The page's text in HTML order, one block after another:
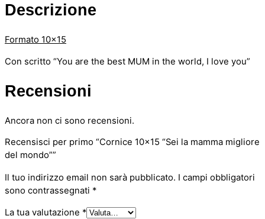
e
0
1
e
l
a
a
m
m
Descrizione
Formato 10×15
Con scritto “You are the best MUM in the world, I love you”
Recensioni
Ancora non ci sono recensioni.
Recensisci per primo “Cornice 10×15 “Sei la mamma migliore
del mondo””
Il tuo indirizzo email non sarà pubblicato. I campi obbligatori
sono contrassegnati *
La tua valutazione *